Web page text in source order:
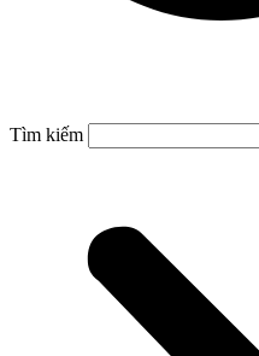
Tìm kiếm